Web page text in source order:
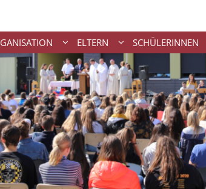
ELTERN SCHÜLERINNEN